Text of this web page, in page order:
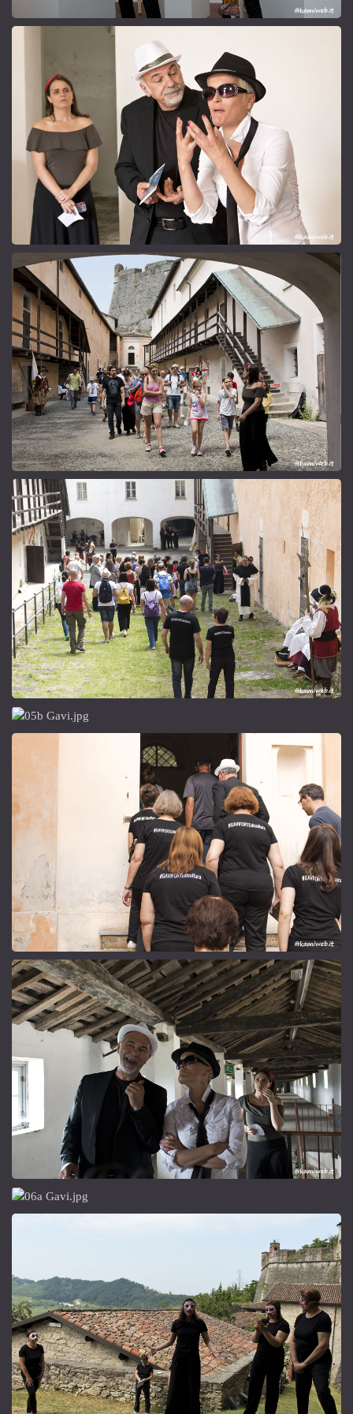
L'incontro con il prigioniero
Spostamenti
figuranti
#GAVIFORTEdicultura
Boris&C
del Forte
“Laboratorio per la narrazione dei beni culturali”